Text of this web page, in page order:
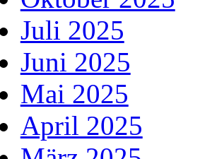
Juli 2025
Juni 2025
Mai 2025
April 2025